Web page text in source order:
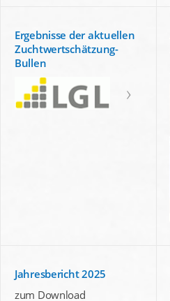
Ergebnisse der aktuellen
Zuchtwertschätzung-
Bullen
Jahresbericht 2025
zum Download